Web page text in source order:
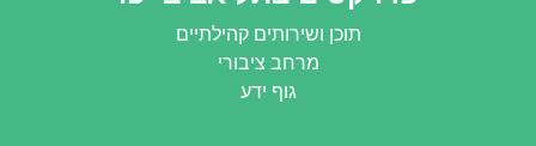
תוכן ושירותים קהילתיים
מרחב ציבורי
גוף ידע